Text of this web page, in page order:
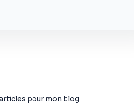
pour mon blog